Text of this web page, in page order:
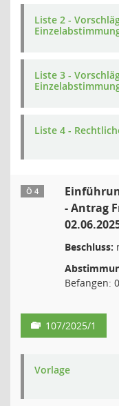
Liste 2 -
Liste 3 -
Liste 4 -
Ö 4
- Antrag
Beschluss:
Befangen: 0
107/2025/1
Vorlage